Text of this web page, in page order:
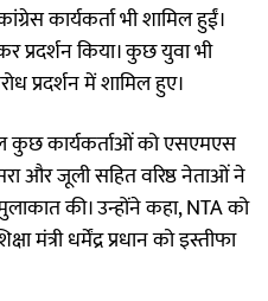
कार्यकर्ता भी शामिल हुईं।
प्रदर्शन किया। कुछ युवा भी
प्रदर्शन में शामिल हुए।
कुछ कार्यकर्ताओं को एसएमएस
और जूली सहित वरिष्ठ नेताओं ने
की। उन्होंने कहा, NTA को
मंत्री धर्मेंद्र प्रधान को इस्तीफा